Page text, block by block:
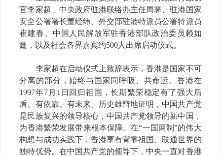
官李家超、中央政府驻港联络办主任周霁、驻港国家
安全公署署长董经纬、外交部驻港特派员公署特派员
崔建春、中国人民解放军驻香港部队政治委员赖如
鑫，以及社会各界嘉宾约500人出席启动仪式。
李家超在启动仪式上致辞表示，香港是国家不可
分离的部分，始终与国家同呼吸、共命运。香港在
1997年7月1日回归祖国，长期繁荣稳定有了强大后
盾、有依靠、有未来。历史雄辩地证明，中国共产党
是民族复兴的领导核心，中国共产党领导的新中国，
为香港繁荣发展带来根本保障。在“一国两制”的伟大
构想与成功实践下，香港享有背靠祖国、联通世界的
独特优势。在中国共产党的领导下，中央一直对香港